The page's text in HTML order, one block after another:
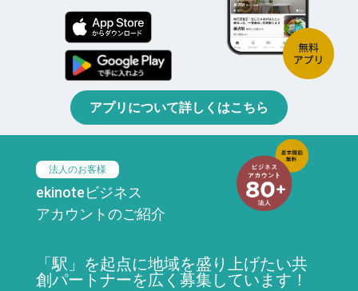
アプリについて詳しくはこちら
法人のお客様
ekinoteビジネス
アカウントのご紹介
「駅」を起点に地域を盛り上げたい共
創パートナーを広く募集しています！